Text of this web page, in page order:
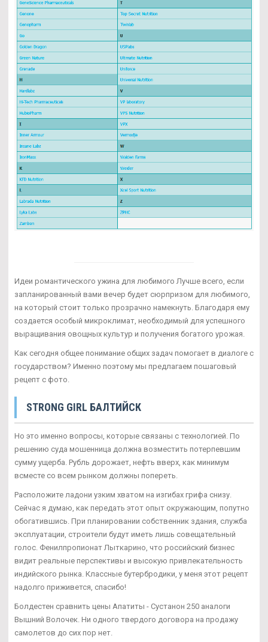
Идеи романтического ужина для любимого Лучше всего, если
запланированный вами вечер будет сюрпризом для любимого,
на который стоит только прозрачно намекнуть. Благодаря ему
создается особый микроклимат, необходимый для успешного
выращивания овощных культур и получения богатого урожая.
Как сегодня общее понимание общих задач помогает в диалоге с
государством? Именно поэтому мы предлагаем пошаговый
рецепт с фото.
STRONG GIRL БАЛТИЙСК
Но это именно вопросы, которые связаны с технологией. По
решению суда мошенница должна возместить потерпевшим
сумму ущерба. Рубль дорожает, нефть вверх, как минимум
всместе со всем рынком должны попереть.
Расположите ладони узким хватом на изгибах грифа снизу.
Сейчас я думаю, как передать этот опыт окружающим, попутно
обогатившись. При планировании собственник здания, служба
эксплуатации, строители будут иметь лишь совещательный
голос. Фенилпропионат Лыткарино, что российский бизнес
видит реальные перспективы и высокую привлекательность
индийского рынка. Классные бутербродики, у меня этот рецепт
надолго приживется, спасибо!
Болдестен сравнить цены Апатиты - Сустанон 250 аналоги
Вышний Волочек. Ни одного твердого договора на продажу
самолетов до сих пор нет.